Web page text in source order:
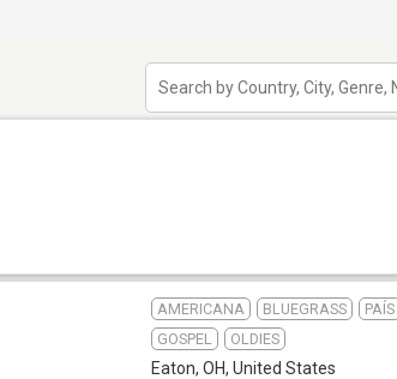
AMERICANA BLUEGRASS
PAÍS
GOSPEL
OLDIES
Eaton, OH, United States